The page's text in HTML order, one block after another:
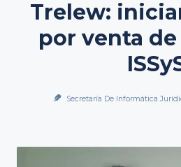
Trelew:
por venta
Secretaría De Informática